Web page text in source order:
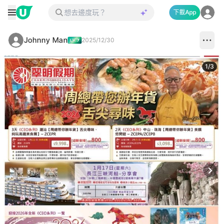
下載App
Johnny Man 2025/12/30
1/3